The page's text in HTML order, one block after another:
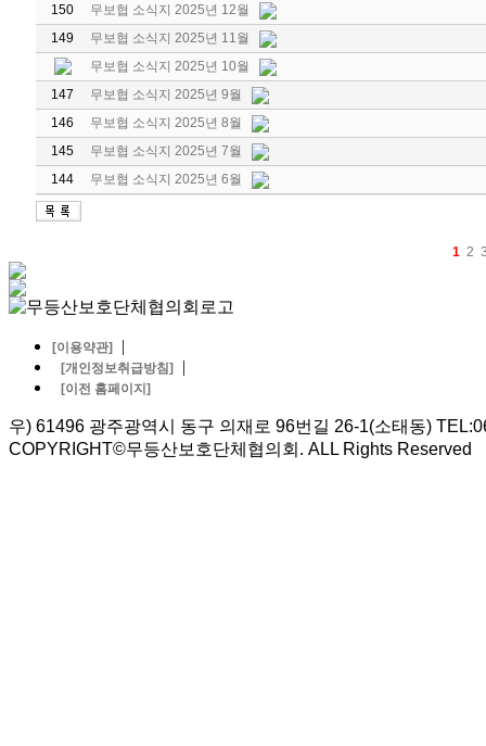
150
무보협 소식지 2025년 12월
149
무보협 소식지 2025년 11월
무보협 소식지 2025년 10월
147
무보협 소식지 2025년 9월
146
무보협 소식지 2025년 8월
145
무보협 소식지 2025년 7월
144
무보협 소식지 2025년 6월
1 2
[이용약관] |
[개인정보취급방침] |
[이전 홈페이지]
우) 61496 광주광역시 동구 의재로 96번길 26-1(소태동)
COPYRIGHT©무등산보호단체협의회. ALL Rights Reserved